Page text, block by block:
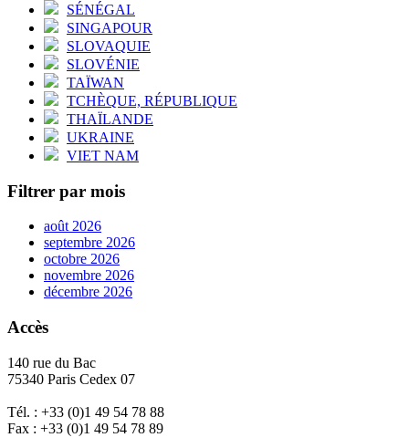
SÉNÉGAL
SINGAPOUR
SLOVAQUIE
SLOVÉNIE
TAÏWAN
TCHÈQUE, RÉPUBLIQUE
THAÏLANDE
UKRAINE
VIET NAM
Filtrer par mois
août 2026
septembre 2026
octobre 2026
novembre 2026
décembre 2026
Accès
140 rue du Bac
75340 Paris Cedex 07
Tél. : +33 (0)1 49 54 78 88
Fax : +33 (0)1 49 54 78 89